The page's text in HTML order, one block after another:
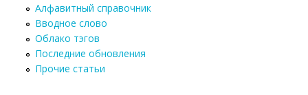
Алфавитный справочник
Вводное слово
Облако тэгов
Последние обновления
Прочие статьи